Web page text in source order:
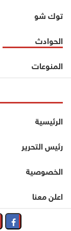
توك شو
الحوادث
المنوعات
الرئيسية
رئيس التحرير
الخصوصية
اعلن معنا